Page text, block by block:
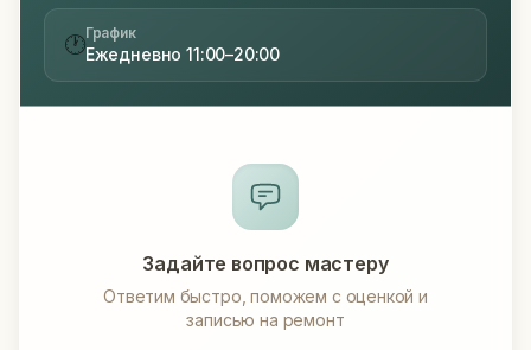
🕐График
Ежедневно 11:00–20:00
Задайте вопрос мастеру
Ответим быстро, поможем с оценкой и
записью на ремонт